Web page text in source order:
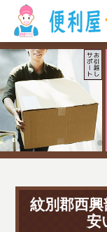
紋別郡西
安